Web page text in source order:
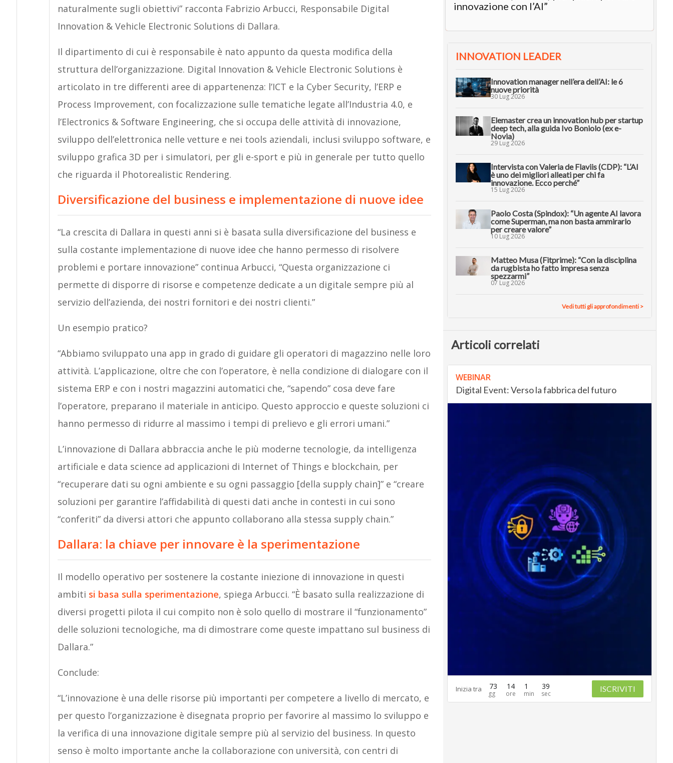
naturalmente sugli obiettivi” racconta Fabrizio Arbucci, Responsabile Digital
Innovation & Vehicle Electronic Solutions di Dallara.
Il dipartimento di cui è responsabile è nato appunto da questa modifica della
struttura dell’organizzazione. Digital Innovation & Vehicle Electronic Solutions è
articolato in tre differenti aree di appartenenza: l’ICT e la Cyber Security, l’ERP e
Process Improvement, con focalizzazione sulle tematiche legate all’Industria 4.0, e
l’Electronics & Software Engineering, che si occupa delle attività di innovazione,
sviluppo dell’elettronica nelle vetture e nei tools aziendali, inclusi sviluppo software, e
sviluppo grafica 3D per i simulatori, per gli e-sport e più in generale per tutto quello
che riguarda il Photorealistic Rendering.
Diversificazione del business e implementazione di nuove idee
“La crescita di Dallara in questi anni si è basata sulla diversificazione del business e
sulla costante implementazione di nuove idee che hanno permesso di risolvere
problemi e portare innovazione” continua Arbucci, “Questa organizzazione ci
permette di disporre di risorse e competenze dedicate a un digitale sempre più al
servizio dell’azienda, dei nostri fornitori e dei nostri clienti.”
Un esempio pratico?
“Abbiamo sviluppato una app in grado di guidare gli operatori di magazzino nelle loro
attività. L’applicazione, oltre che con l’operatore, è nella condizione di dialogare con il
sistema ERP e con i nostri magazzini automatici che, “sapendo” cosa deve fare
l’operatore, preparano il materiale in anticipo. Questo approccio e queste soluzioni ci
hanno permesso di ridurre al massimo i tempi di prelievo e gli errori umani.”
L’innovazione di Dallara abbraccia anche le più moderne tecnologie, da intelligenza
artificiale e data science ad applicazioni di Internet of Things e blockchain, per
“recuperare dati su ogni ambiente e su ogni passaggio [della supply chain]” e “creare
soluzioni per garantire l’affidabilità di questi dati anche in contesti in cui sono
“conferiti” da diversi attori che appunto collaborano alla stessa supply chain.”
Dallara: la chiave per innovare è la sperimentazione
Il modello operativo per sostenere la costante iniezione di innovazione in questi
ambiti si basa sulla sperimentazione, spiega Arbucci. “È basato sulla realizzazione di
diversi progetti pilota il cui compito non è solo quello di mostrare il “funzionamento”
delle soluzioni tecnologiche, ma di dimostrare come queste impattano sul business di
Dallara.”
Conclude:
“L’innovazione è una delle risorse più importanti per competere a livello di mercato, e
per questo l’organizzazione è disegnata proprio per favorire al massimo lo sviluppo e
la verifica di una innovazione digitale sempre più al servizio del business. In questo
senso è molto importante anche la collaborazione con università, con centri di
innovazione con l’AI”
INNOVATION LEADER
Innovation manager nell’era dell’AI: le 6
nuove priorità
30 Lug 2026
Elemaster crea un innovation hub per startup
deep tech, alla guida Ivo Boniolo (ex e-
Novia)
29 Lug 2026
Intervista con Valeria de Flaviis (CDP): “L’AI
è uno dei migliori alleati per chi fa
innovazione. Ecco perché”
15 Lug 2026
Paolo Costa (Spindox): “Un agente AI lavora
come Superman, ma non basta ammirarlo
per creare valore”
10 Lug 2026
Matteo Musa (Fitprime): “Con la disciplina
da rugbista ho fatto impresa senza
spezzarmi”
07 Lug 2026
Vedi tutti gli approfondimenti >
Articoli correlati
WEBINAR
Digital Event: Verso la fabbrica del futuro
Inizia tra 73 14 1 38 ISCRIVITI